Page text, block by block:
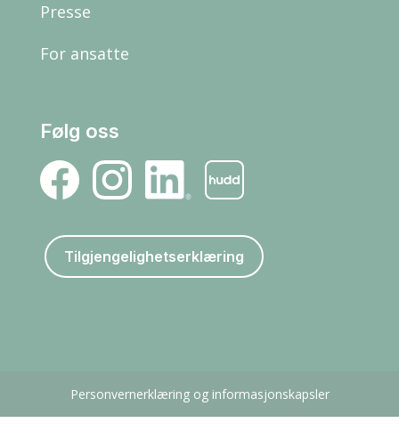
Presse
For ansatte
Følg oss
Tilgjengelighetserklæring
Personvernerklæring og informasjonskapsler